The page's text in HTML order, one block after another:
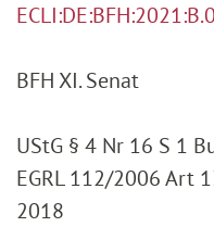
BFH XI. Senat
UStG § 4 Nr 16 S 1
EGRL 112/2006 Art
2018